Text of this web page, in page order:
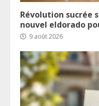
Révolution sucrée
nouvel eldorado
9 août 2026